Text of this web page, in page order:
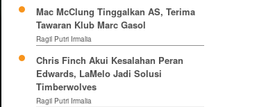
Mac McClung Tinggalkan AS, Terima
Tawaran Klub Marc Gasol
Ragil Putri Irmalia
Chris Finch Akui Kesalahan Peran
Edwards, LaMelo Jadi Solusi
Timberwolves
Ragil Putri Irmalia